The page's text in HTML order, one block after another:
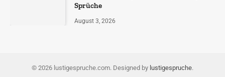
Sprüche
August 3, 2026
© 2026 lustigespruche.com. Designed by lustigespruche.